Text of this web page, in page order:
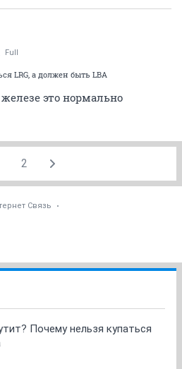
Full
LRG, а должен быть LBA
это нормально
2
Связь
Почему нельзя купаться